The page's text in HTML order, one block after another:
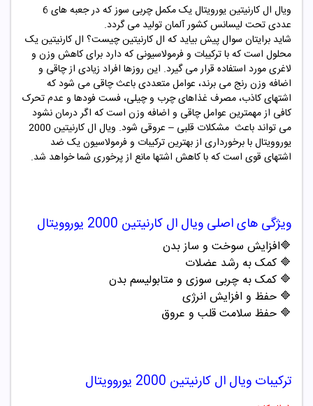
ویال ال کارنیتین یورویتال یک مکمل چربی سوز که در جعبه های 6
عددی تحت لیسانس کشور آلمان تولید می گردد.
شاید برایتان سوال پیش بیاید که ال کارنیتین چیست؟ ال کارنیتین یک
محلول است که با ترکیبات و فرمولاسیونی که دارد برای کاهش وزن و
لاغری مورد استفاده قرار می گیرد. این روزها افراد زیادی از چاقی و
اضافه وزن رنج می برند، عوامل متعددی باعث چاقی می شود که
اشتهای کاذب، مصرف غذاهای چرب و چیلی، فست فودها و عدم تحرک
کافی از مهمترین عوامل چاقی و اضافه وزن است که اگر درمان نشود
می تواند باعث مشکلات قلبی – عروقی شود. ویال ال کارنیتین 2000
یوروویتال با برخورداری از بهترین ترکیبات و فرمولاسیون یک ضد
اشتهای قوی است که با کاهش اشتها مانع از پرخوری شما خواهد شد.
ویژگی های اصلی ویال ال کارنیتین 2000 یوروویتال
🔷افزایش سوخت و ساز بدن
🔷 کمک به رشد عضلات
🔷 کمک به چربی سوزی و متابولیسم بدن
🔷 حفظ و افزایش انرژی
🔷 حفظ سلامت قلب و عروق
ترکیبات ویال ال کارنیتین 2000 یوروویتال